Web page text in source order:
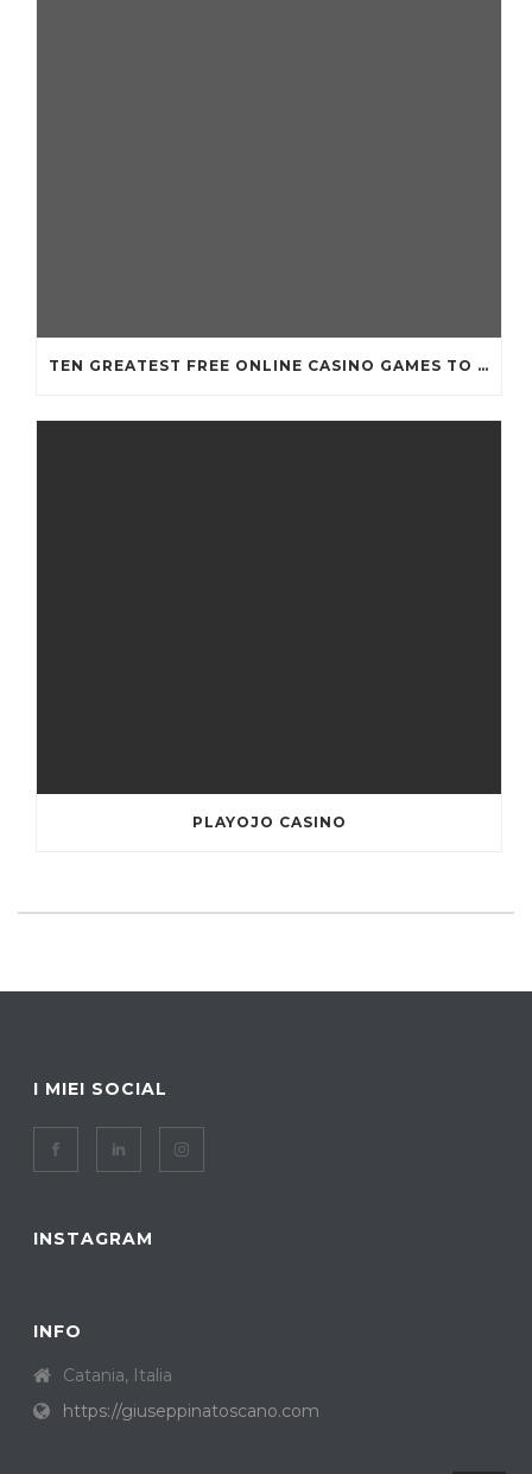
TEN GREATEST FREE ONLINE CASINO GAMES TO POSSESS ANDROID OS
PLAYOJO CASINO
I MIEI SOCIAL
INSTAGRAM
INFO
Catania, Italia
https://giuseppinatoscano.com